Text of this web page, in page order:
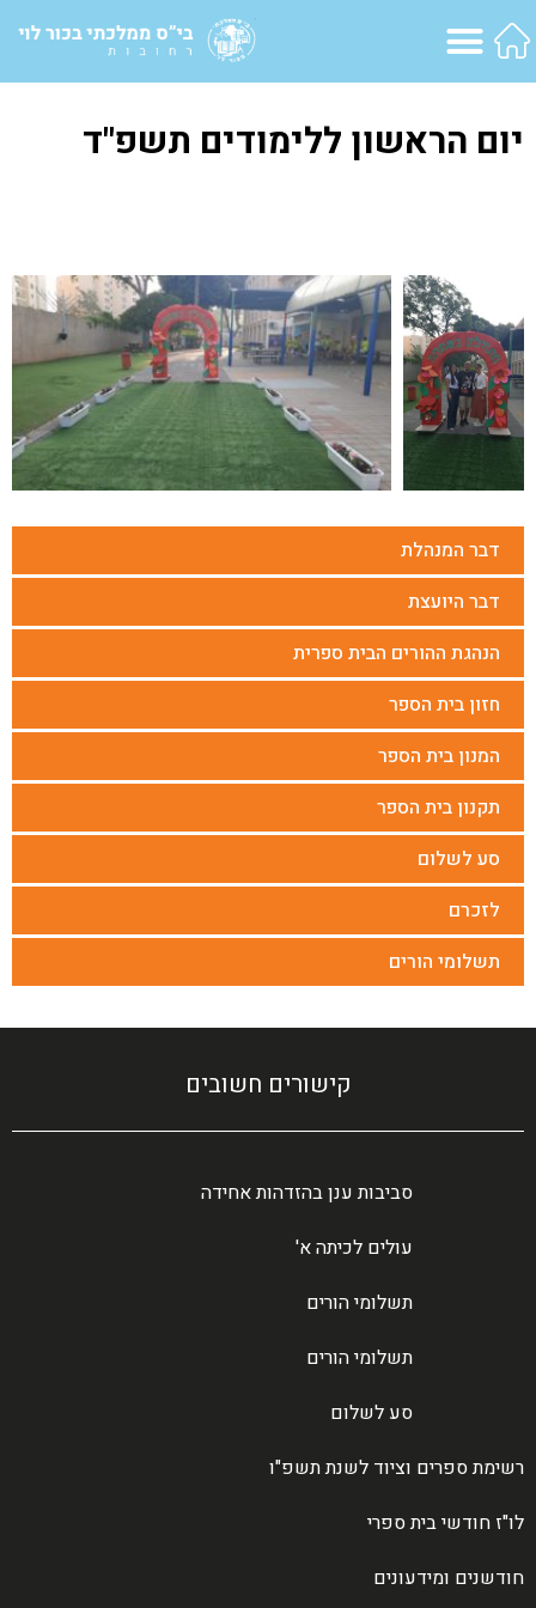
דבר המנהלת
דבר היועצת
הנהגת ההורים הבית ספרית
חזון בית הספר
המנון בית הספר
תקנון בית הספר
סע לשלום
לזכרם
תשלומי הורים
יום הראשון ללימודים תשפ"ד
קישורים חשובים
סביבות ענן בהזדהות אחידה
עולים לכיתה א'
תשלומי הורים
תשלומי הורים
סע לשלום
רשימת ספרים וציוד לשנת תשפ"ו
לו"ז חודשי בית ספרי
חודשנים ומידעונים